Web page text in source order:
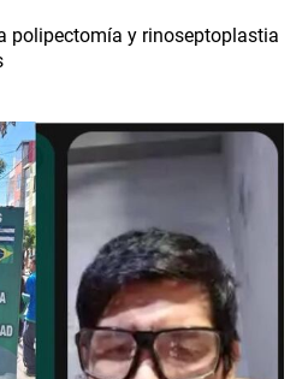
polipectomía y rinoseptoplastia